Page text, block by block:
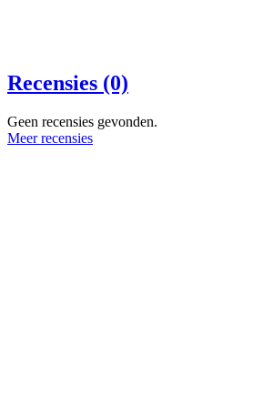
Recensies (0)
Geen recensies gevonden.
Meer recensies